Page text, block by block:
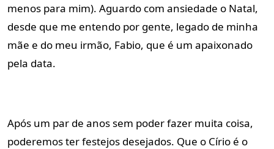
menos para mim). Aguardo com ansiedade o Natal,
desde que me entendo por gente, legado de minha
mãe e do meu irmão, Fabio, que é um apaixonado
pela data.
Após um par de anos sem poder fazer muita coisa,
poderemos ter festejos desejados. Que o Círio é o